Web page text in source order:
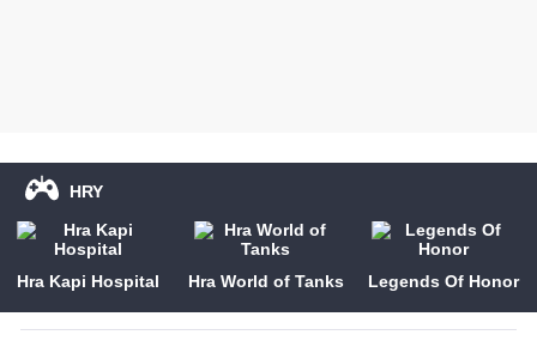
HRY
Hra Kapi Hospital Hra World of Tanks Legends Of Honor